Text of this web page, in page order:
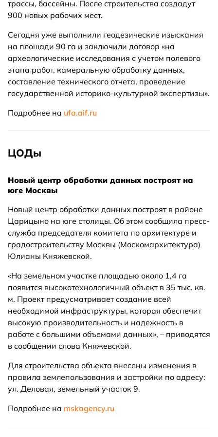
трассы, бассейны. После строительства создадут
900 новых рабочих мест.
Сегодня уже выполнили геодезические изыскания
на площади 90 га и заключили договор «на
археологические исследования с учетом полевого
этапа работ, камеральную обработку данных,
составление технического отчета, проведение
государственной историко-культурной экспертизы».
Подробнее на ufa.aif.ru
ЦОДы
Новый центр обработки данных построят на
юге Москвы
Новый центр обработки данных построят в районе
Царицыно на юге столицы. Об этом сообщила пресс-
служба председателя комитета по архитектуре и
градостроительству Москвы (Москомархитектура)
Юлианы Княжевской.
«На земельном участке площадью около 1,4 га
появится высокотехнологичный объект в 35 тыс. кв.
м. Проект предусматривает создание всей
необходимой инфраструктуры, которая обеспечит
высокую производительность и надежность в
работе с большими объемами данных», – приводятся
в сообщении слова Княжевской.
Для строительства объекта внесены изменения в
правила землепользования и застройки по адресу:
ул. Деловая, земельный участок 9.
Подробнее на mskagency.ru